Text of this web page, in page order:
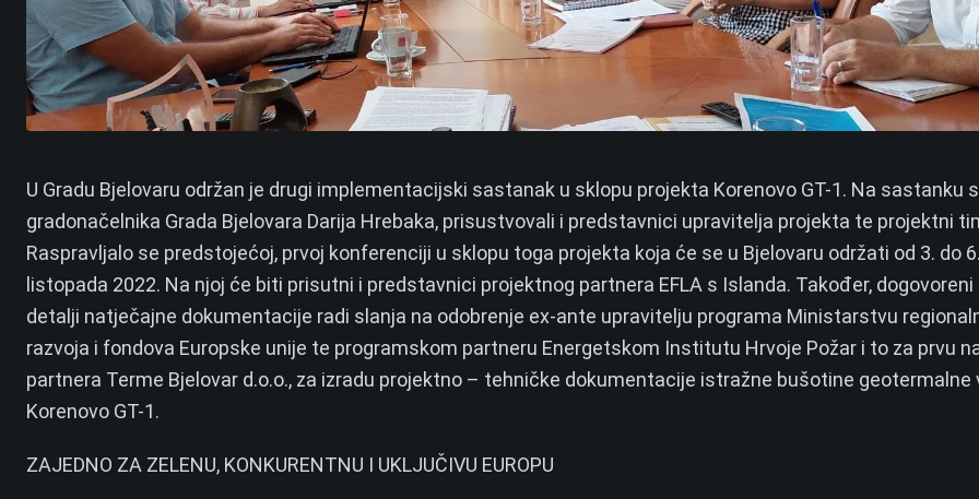
U Gradu Bjelovaru održan je drugi implementacijski sastanak u sklopu projekta Korenovo GT-1. Na sastanku
gradonačelnika Grada Bjelovara Darija Hrebaka, prisustvovali i predstavnici upravitelja projekta te projektni
Raspravljalo se predstojećoj, prvoj konferenciji u sklopu toga projekta koja će se u Bjelovaru održati od 3. do 6.
listopada 2022. Na njoj će biti prisutni i predstavnici projektnog partnera EFLA s Islanda. Također, dogovoreni
detalji natječajne dokumentacije radi slanja na odobrenje ex-ante upravitelju programa Ministarstvu
razvoja i fondova Europske unije te programskom partneru Energetskom Institutu Hrvoje Požar i to za prvu
partnera Terme Bjelovar d.o.o., za izradu projektno – tehničke dokumentacije istražne bušotine geotermalne
Korenovo GT-1.
ZAJEDNO ZA ZELENU, KONKURENTNU I UKLJUČIVU EUROPU